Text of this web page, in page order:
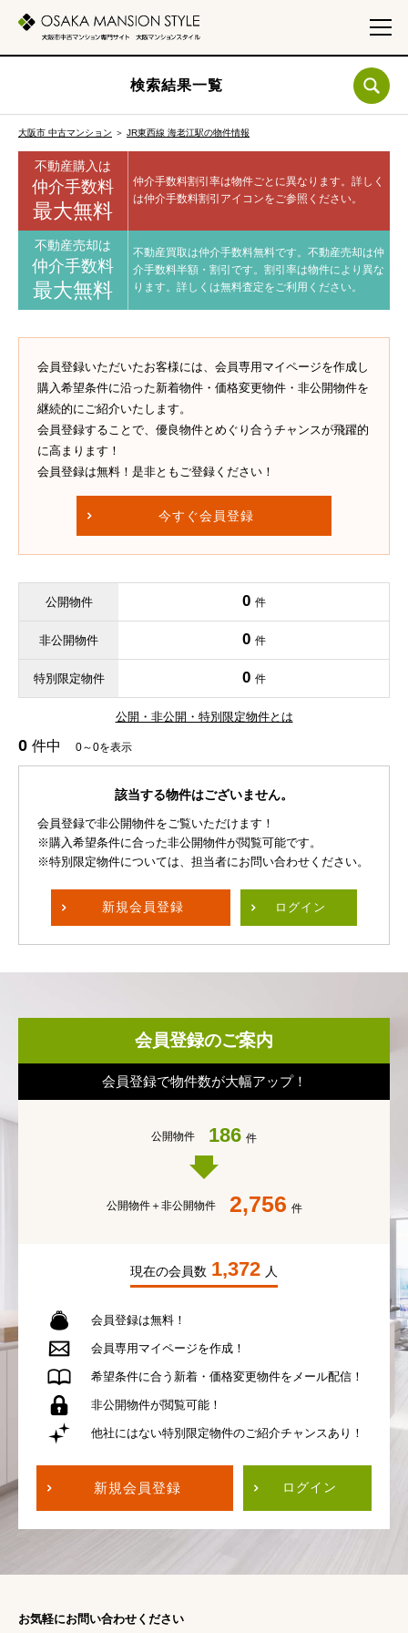
検索結果一覧
大阪市 中古マンション ＞ JR東西線 海老江駅の物件情報
不動産購入は
仲介手数料
最大無料
仲介手数料割引率は物件ごとに異なります。 詳しく
は仲介手数料割引アイコンをご参照ください。
不動産売却は
仲介手数料
最大無料
不動産買取は仲介手数料無料です。 不動産売却は仲
介手数料半額・割引です。 割引率は物件により異な
ります。 詳しくは無料査定をご利用ください。
会員登録いただいたお客様には、会員専用マイページを作成し
購入希望条件に沿った新着物件・価格変更物件・非公開物件を
継続的にご紹介いたします。
会員登録することで、優良物件とめぐり合うチャンスが飛躍的
に高まります！
会員登録は無料！是非ともご登録ください！
今すぐ会員登録
公開物件 0 件
非公開物件 0 件
特別限定物件 0 件
公開・非公開・特別限定物件とは
0 件中 0～0を表示
該当する物件はございません。
会員登録で非公開物件をご覧いただけます！
※購入希望条件に合った非公開物件が閲覧可能です。
※特別限定物件については、担当者にお問い合わせください。
新規会員登録 ログイン
会員登録のご案内
会員登録で物件数が大幅アップ！
公開物件 186 件
公開物件＋非公開物件 2,756 件
現在の会員数 1,372 人
会員登録は無料！
会員専用 マイページを作成！
希望条件に合う 新着・価格変更物件を メール配信！
非公開物件が閲覧可能！
他社にはない特別限定物件のご紹介チャンスあり！
新規会員登録 ログイン
お気軽にお問い合わせください